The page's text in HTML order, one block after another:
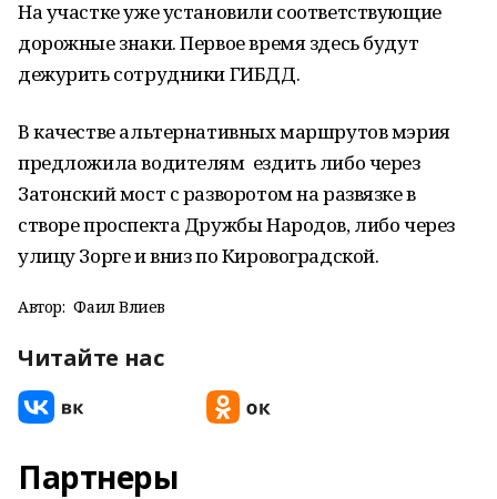
На участке уже установили соответствующие
дорожные знаки. Первое время здесь будут
дежурить сотрудники ГИБДД.
В качестве альтернативных маршрутов мэрия
предложила водителям ездить либо через
Затонский мост с разворотом на развязке в
створе проспекта Дружбы Народов, либо через
улицу Зорге и вниз по Кировоградской.
Автор: Фаил Вәлиев
Читайте нас
Партнеры